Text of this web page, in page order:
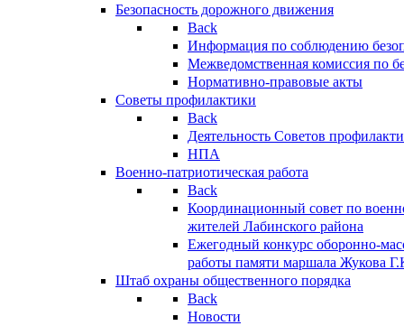
Безопасность дорожного движения
Back
Информация по соблюдению
Межведомственная комиссия по
Нормативно-правовые акты
Советы профилактики
Back
Деятельность Советов
НПА
Военно-патриотическая работа
Back
Координационный совет по
жителей Лабинского района
Ежегодный конкурс оборонно-
работы памяти маршала Жукова
Штаб охраны общественного порядка
Back
Новости